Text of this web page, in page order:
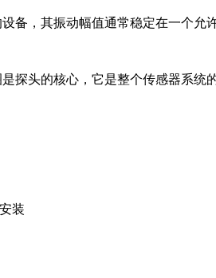
，其振动幅值通常稳定在一个允
探头的核心，它是整个传感器系
装